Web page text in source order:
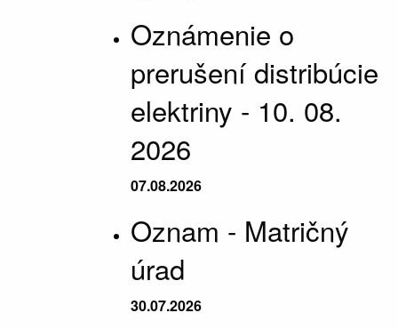
Oznámenie o
prerušení distribúcie
elektriny - 10. 08.
2026
07.08.2026
Oznam - Matričný
úrad
30.07.2026